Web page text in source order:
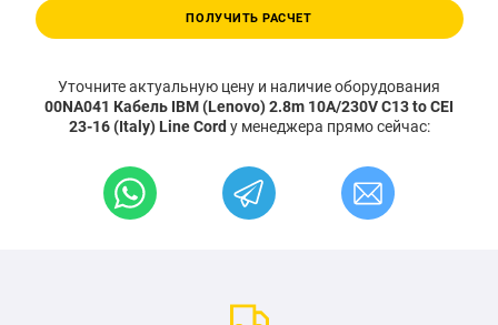
ПОЛУЧИТЬ РАСЧЕТ
Уточните актуальную цену и наличие оборудования
00NA041 Кабель IBM (Lenovo) 2.8m 10A/230V C13 to CEI
23-16 (Italy) Line Cord у менеджера прямо сейчас: